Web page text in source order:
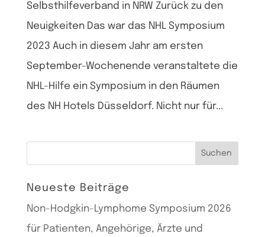
Selbsthilfeverband in NRW Zurück zu den
Neuigkeiten Das war das NHL Symposium
2023 Auch in diesem Jahr am ersten
September-Wochenende veranstaltete die
NHL-Hilfe ein Symposium in den Räumen
des NH Hotels Düsseldorf. Nicht nur für...
Neueste Beiträge
Non-Hodgkin-Lymphome Symposium 2026
für Patienten, Angehörige, Ärzte und